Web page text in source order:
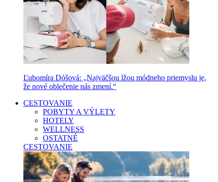
Ľubomíra Dóšová: „Najväčšou lžou módneho priemyslu je,
že nové oblečenie nás zmení.“
CESTOVANIE
POBYTY A VÝLETY
HOTELY
WELLNESS
OSTATNÉ
CESTOVANIE